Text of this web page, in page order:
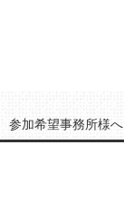
参加希望事務所様へ